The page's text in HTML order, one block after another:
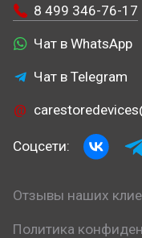
8 499 346-76-17
Чат в WhatsApp
Чат в Telegram
Соцсети:
Отзывы наших
Политика